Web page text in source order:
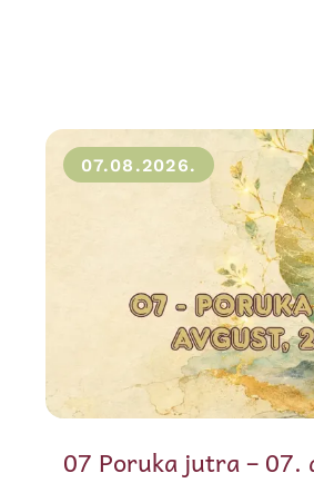
07.08.2026.
07 Poruka jutra – 07.